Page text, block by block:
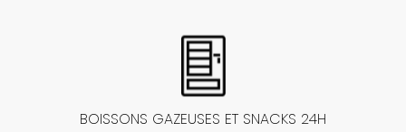
BOISSONS GAZEUSES ET SNACKS 24H